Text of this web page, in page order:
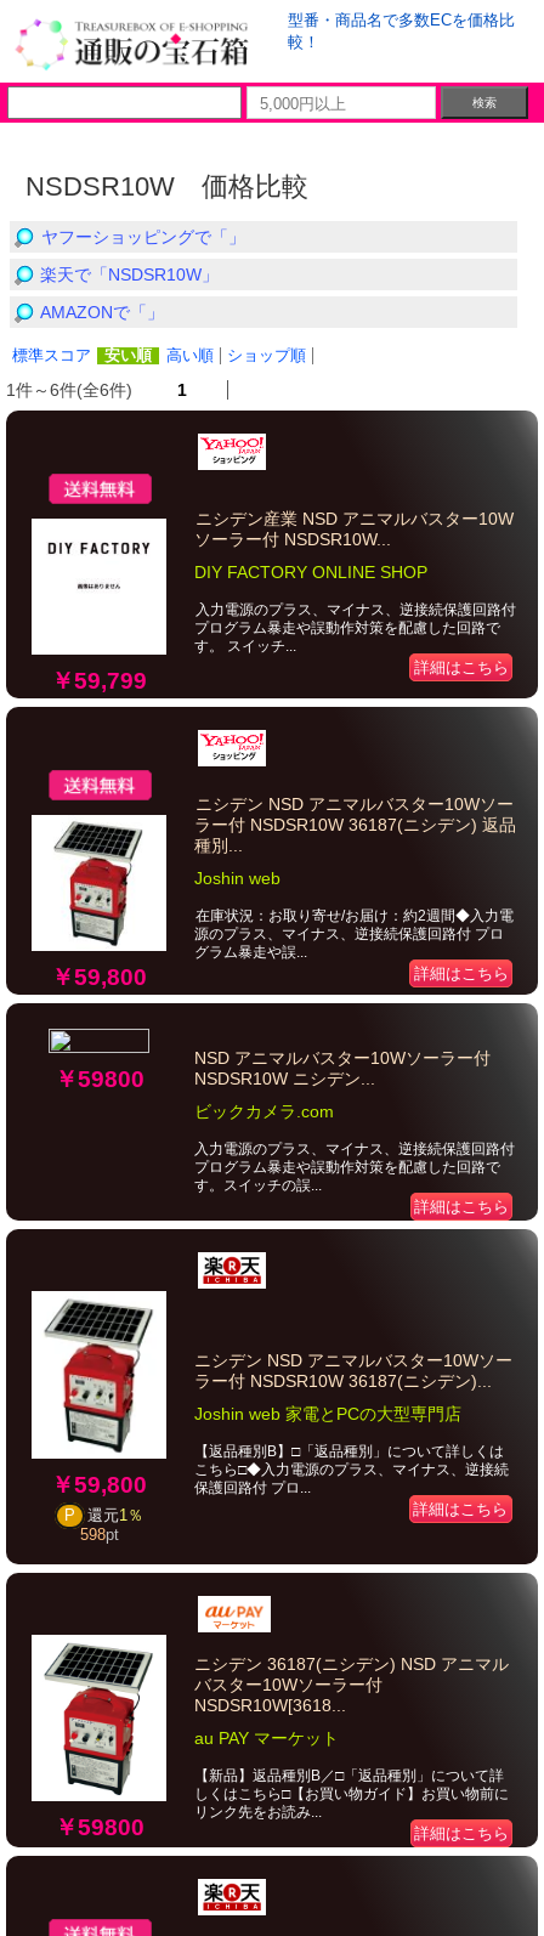
型番・商品名で多数ECを価格比
較！
NSDSR10W 価格比較
ヤフーショッピングで「」
楽天で「NSDSR10W」
AMAZONで「」
標準スコア 安い順 高い順 ショップ順
1件～6件(全6件) 1
￥59,799
ニシデン産業 NSD アニマルバスター10W
ソーラー付 NSDSR10W...
DIY FACTORY ONLINE SHOP
入力電源のプラス、マイナス、逆接続保護回路付
プログラム暴走や誤動作対策を配慮した回路で
す。 スイッチ...
詳細はこちら
￥59,800
ニシデン NSD アニマルバスター10Wソー
ラー付 NSDSR10W 36187(ニシデン) 返品
種別...
Joshin web
在庫状況：お取り寄せ/お届け：約2週間◆入力電
源のプラス、マイナス、逆接続保護回路付 プロ
グラム暴走や誤...
詳細はこちら
￥59800
NSD アニマルバスター10Wソーラー付
NSDSR10W ニシデン...
ビックカメラ.com
入力電源のプラス、マイナス、逆接続保護回路付
プログラム暴走や誤動作対策を配慮した回路で
す。スイッチの誤...
詳細はこちら
￥59,800
P 還元1％
598pt
ニシデン NSD アニマルバスター10Wソー
ラー付 NSDSR10W 36187(ニシデン)...
Joshin web 家電とPCの大型専門店
【返品種別B】□「返品種別」について詳しくは
こちら□◆入力電源のプラス、マイナス、逆接続
保護回路付 プロ...
詳細はこちら
￥59800
ニシデン 36187(ニシデン) NSD アニマル
バスター10Wソーラー付
NSDSR10W[3618...
au PAY マーケット
【新品】返品種別B／□「返品種別」について詳
しくはこちら□【お買い物ガイド】お買い物前に
リンク先をお読み...
詳細はこちら